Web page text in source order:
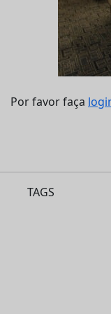
Por favor faça
TAGS